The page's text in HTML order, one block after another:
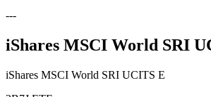
---
iShares MSCI World SRI
iShares MSCI World SRI UCITS E